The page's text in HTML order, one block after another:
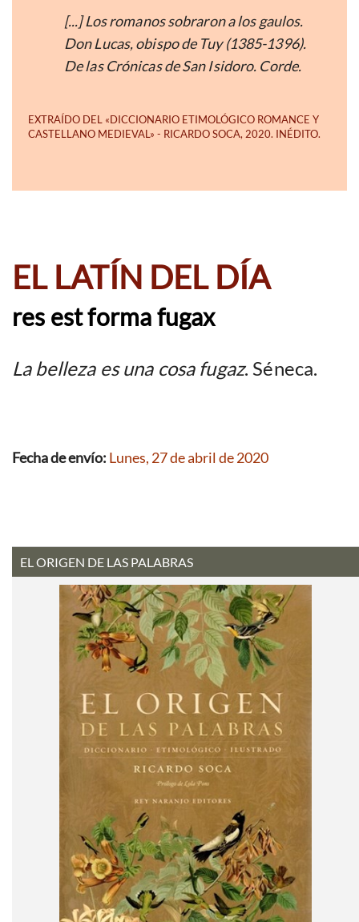
[...]Los romanos sobraron a los gaulos.
Don Lucas, obispo de Tuy (1385-1396).
De las Crónicas de San Isidoro. Corde.
EL LATÍN DEL DÍA
res est forma fugax
La belleza es una cosa fugaz. Séneca.
Fecha de envío: Lunes, 27 de abril de 2020
EL ORIGEN DE LAS PALABRAS